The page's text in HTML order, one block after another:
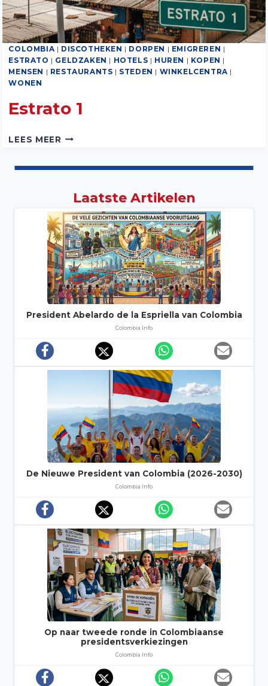
COLOMBIA | DISCOTHEKEN | DORPEN | EMIGREREN |
ESTRATO | GELDZAKEN | HOTELS | HUREN | KOPEN |
MENSEN | RESTAURANTS | STEDEN | WINKELCENTRA |
WONEN
Estrato 1
LEES MEERESTRATO
Laatste Artikelen
President Abelardo de la Espriella van Colombia
Colombia Info
De Nieuwe President van Colombia (2026-2030)
Colombia Info
Op naar tweede ronde in Colombiaanse
presidentsverkiezingen
Colombia Info